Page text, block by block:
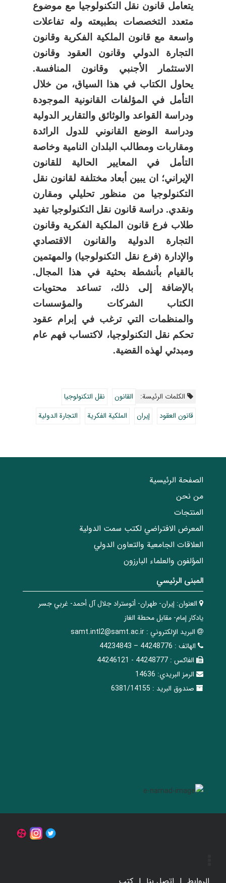
يتعامل قانون نقل التكنولوجيا مع موضوع
متعدد التخصصات بطبيعته وله تفاعلات
واسعة مع قانون الملكية الفكرية وقانون
التجارة الدولي وقانون العقود وقانون
الاستثمار الأجنبي وقانون المنافسة.
يحاول الكتاب في هذا السياق، من خلال
التأمل في المؤلفات القانونية الموجودة
ودراسة القواعد والوثائق والتقارير الدولية
ودراسة الوضع القانوني للدول الرائدة
ومقاربات ومطالب البلدان النامية وخاصة
التأمل في المعايير الحالية للقانون
الإيراني؛ ان يبين أبعاد مختلفة لقانون نقل
التكنولوجيا من منظور تحليلي ومقارن
ونقدي. دراسة قانون نقل التكنولوجيا تفيد
طلاب فرع قانون الملكية الفكرية وقانون
التجارة الدولية والقانون الاقتصادي
والإدارة (فرع نقل التكنولوجيا) والمهتمين
بالقيام بأنشطة بحثية في هذا المجال.
بالإضافة إلى ذلك، تساعد محتويات
الكتاب الشركات والمؤسسات
والمنظمات التي ترغب في إبرام عقود
تحكم نقل التكنولوجيا، لاكتساب فهم عام
ومبدئي لهذه القضية.
الکلمات الرئيسة: القانون
نقل التكنولوجيا
قانون العقود
إيران الملكية الفكرية التجارة الدولية
الصفحة الرئيسية
من نحن
المنتجات
المعرض الافتراضي لكتب سمت الدولية
العلاقات الجامعیة والتعاون الدولي
المؤلفون والعلماء البارزون
المبنی الرئيسي
العنوان: إيران- طهران- أتوستراد جلال آل أحمد- غربي جسر
يادكار إمام- مقابل محطة الغاز
البريد الإلکتروني : samt.intl2@samt.ac.ir
الهاتف : 44248776 – 44234843
الفاکس : 44248777 - 44246121
الرمز البريدي: 14636
صندوق البريد : 6381/14155